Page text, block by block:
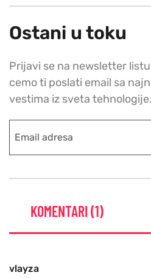
Ostani u toku
Prijavi se na newsletter
cemo ti poslati email sa
vestima iz sveta tehnologije.
KOMENTARI (1)
vlayza